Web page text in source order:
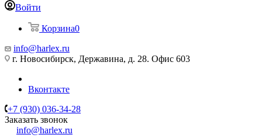
Войти
Корзина0
info@harlex.ru
г. Новосибирск, Державина, д. 28. Офис 603
Вконтакте
+7 (930) 036-34-28
Заказать звонок
info@harlex.ru